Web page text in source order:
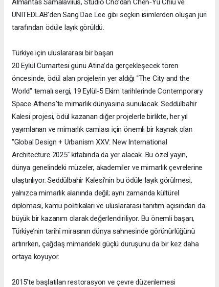
Almantas Samalaviius, Studio Cho’dan Chen-Yu Chiu ve
UNITEDLAB’den Sang Dae Lee gibi seçkin isimlerden oluşan jüri
tarafından ödüle layık görüldü.
Türkiye için uluslararası bir başarı
20 Eylül Cumartesi günü Atina’da gerçekleşecek tören
öncesinde, ödül alan projelerin yer aldığı "The City and the
World" temalı sergi, 19 Eylül-5 Ekim tarihlerinde Contemporary
Space Athens’te mimarlık dünyasına sunulacak. Seddülbahir
Kalesi projesi, ödül kazanan diğer projelerle birlikte, her yıl
yayımlanan ve mimarlık camiası için önemli bir kaynak olan
"Global Design + Urbanism XXV: New International
Architecture 2025" kitabında da yer alacak. Bu özel yayın,
dünya genelindeki müzeler, akademiler ve mimarlık çevrelerine
ulaştırılıyor. Seddülbahir Kalesi’nin bu ödüle layık görülmesi,
yalnızca mimarlık alanında değil; aynı zamanda kültürel
diplomasi, kamu politikaları ve uluslararası tanıtım açısından da
büyük bir kazanım olarak değerlendiriliyor. Bu önemli başarı,
Türkiye’nin tarihî mirasının dünya sahnesinde görünürlüğünü
artırırken, çağdaş mimarideki güçlü duruşunu da bir kez daha
ortaya koyuyor.
2015’te başlatılan restorasyon ve çevre düzenlemesi